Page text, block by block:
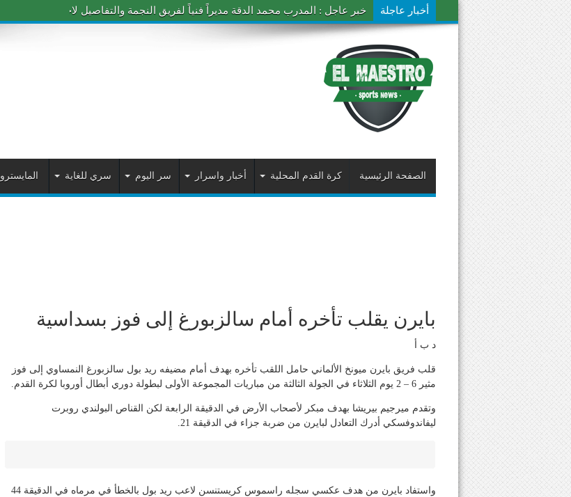
أخبار عاجلة خبر عاجل : المدرب محمد الدقة مديراً فنياً لفريق النجمة والتفاصيل لاحقاً
الصفحة الرئيسية كرة القدم المحلية أخبار واسرار سر اليوم سري للغاية المايسترو
بايرن يقلب تأخره أمام سالزبورغ إلى فوز بسداسية
د ب أ
قلب فريق بايرن ميونخ الألماني حامل اللقب تأخره بهدف أمام مضيفه ريد بول سالزبورغ النمساوي إلى فوز
مثير 6 – 2 يوم الثلاثاء في الجولة الثالثة من مباريات المجموعة الأولى لبطولة دوري أبطال أوروبا لكرة القدم.
وتقدم ميرجيم بيريشا بهدف مبكر لأصحاب الأرض في الدقيقة الرابعة لكن القناص البولندي روبرت
ليفاندوفسكي أدرك التعادل لبايرن من ضربة جزاء في الدقيقة 21.
واستفاد بايرن من هدف عكسي سجله راسموس كريستنسن لاعب ريد بول بالخطأ في مرماه في الدقيقة 44